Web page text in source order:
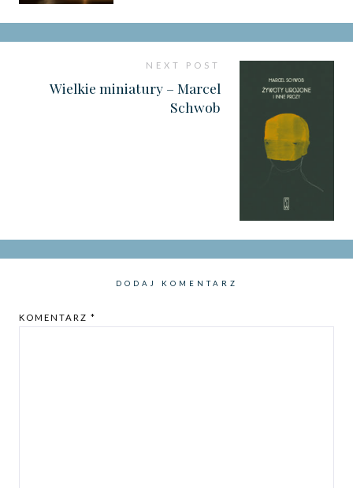
NEXT POST
Wielkie miniatury – Marcel
Schwob
DODAJ KOMENTARZ
KOMENTARZ *